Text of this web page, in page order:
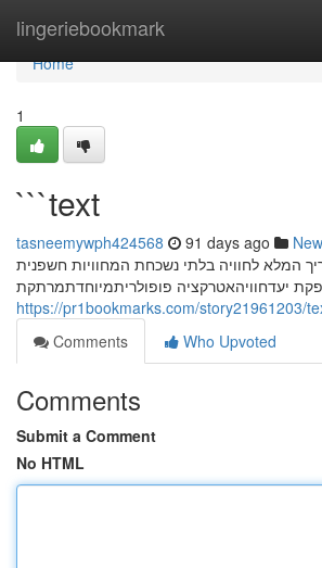
lingeriebookmark
Home
Home
1
```text
tasneemywph424568 91 days ago
המלא לחוויה בלתי נשכחת המחוויות חשפנית
יעדחוויהאטרקציה פופולריתמיוחדתמרתקת
https://pr1bookmarks.com/story21961203/
Comments
Who Upvoted
Comments
Submit a Comment
No HTML